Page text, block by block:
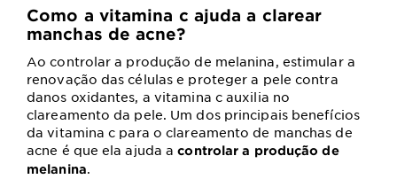
Como a vitamina c ajuda a clarear
manchas de acne?
Ao controlar a produção de melanina, estimular a
renovação das células e proteger a pele contra
danos oxidantes, a vitamina c auxilia no
clareamento da pele. Um dos principais benefícios
da vitamina c para o clareamento de manchas de
acne é que ela ajuda acontrolar a produção de
melanina.